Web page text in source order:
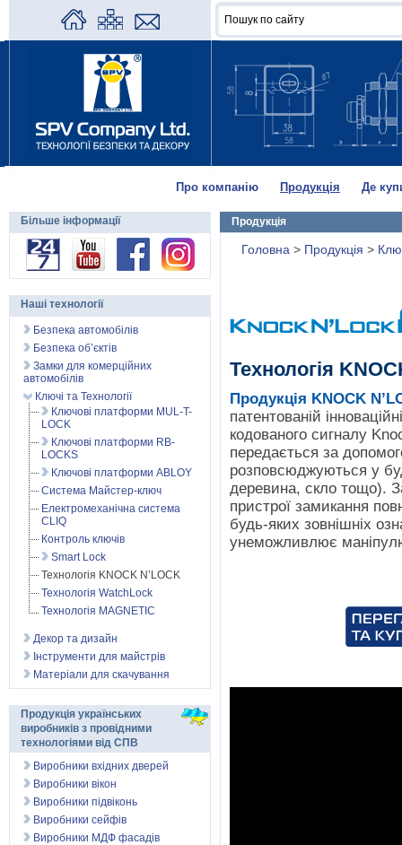
Про компанію Продукція Де
Продукція
Головна > Продукція >
Технологія
Продукція KNOCK
патентованій
кодованого сигналу
передається за
розповсюджуються у
деревина, скло тощо).
пристрої замикання
будь-яких зовнішніх
унеможливлює
Більше інформації
Наші технології
Безпека автомобілів
Безпека об’єктів
Замки для комерційних
автомобілів
Ключі та Технології
Ключові платформи MUL-T-
LOCK
Ключові платформи RB-
LOCKS
Ключові платформи ABLOY
Система Майстер-ключ
Електромеханічна система
CLIQ
Контроль ключів
Smart Lock
Технологія KNOCK N’LOCK
Технологія WatchLock
Технологія MAGNETIC
Декор та дизайн
Інструменти для майстрів
Матеріали для скачування
Продукція українських
виробників з провідними
технологіями від СПВ
Виробники вхідних дверей
Виробники вікон
Виробники підвіконь
Виробники сейфів
Виробники МДФ фасадів